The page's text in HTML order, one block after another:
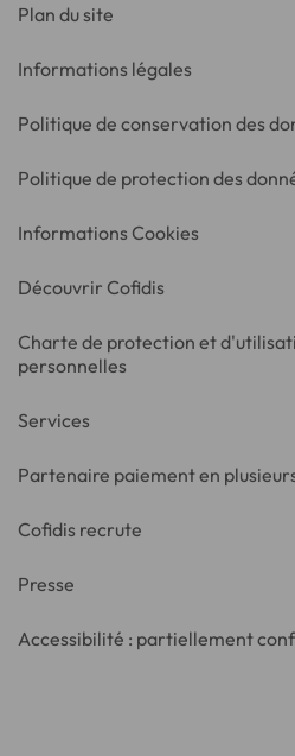
Plan du site
Informations légales
Politique de conservation des
Politique de protection des
Informations Cookies
Découvrir Cofidis
Charte de protection et
personnelles
Services
Partenaire paiement en
Cofidis recrute
Presse
Accessibilité : partiellement